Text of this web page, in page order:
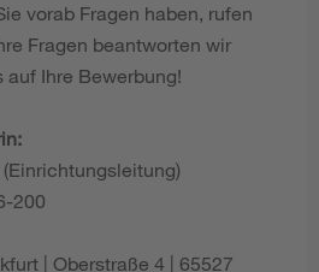
vorab Fragen haben, rufen
Fragen beantworten wir
auf Ihre Bewerbung!
200
| Oberstraße 4 | 65527